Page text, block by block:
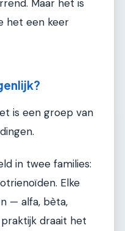
Maar het is
het een keer
is een groep van
in twee families:
Elke
— alfa, bèta,
draait het